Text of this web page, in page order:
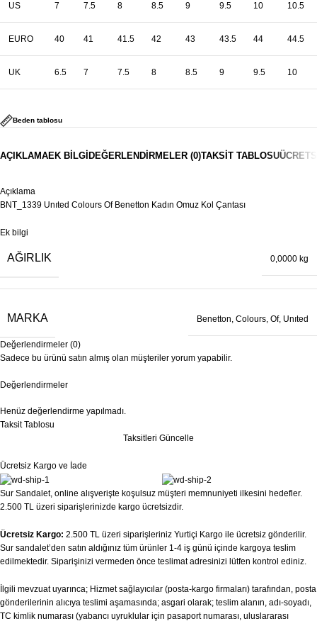
US 7 7.5 8 8.5 9 9.5 10 10.5
EURO 40 41 41.5 42 43 43.5 44 44.5
UK 6.5 7 7.5 8 8.5 9 9.5 10
Beden tablosu
AÇIKLAMAEK BILGI DEĞERLENDIRMELER (0)TAKSIT TABLOSU
Açıklama
BNT_1339 Unıted Colours Of Benetton Kadın Omuz Kol Çantası
Ek bilgi
AĞIRLIK 0,0000 kg
MARKA Benetton, Colours, Of, Unıted
Değerlendirmeler (0)
Değerlendirmeler
Henüz değerlendirme yapılmadı.
Sadece bu ürünü satın almış olan müşteriler yorum yapabilir.
Taksit Tablosu
Taksitleri Güncelle
Ücretsiz Kargo ve İade
Sur Sandalet, online alışverişte koşulsuz müşteri memnuniyeti ilkesini hedefler.
2.500 TL üzeri siparişlerinizde kargo ücretsizdir.
Ücretsiz Kargo: 2.500 TL üzeri siparişleriniz Yurtiçi Kargo ile ücretsiz gönderilir.
Sur sandalet’den satın aldığınız tüm ürünler 1-4 iş günü içinde kargoya teslim
edilmektedir. Siparişinizi vermeden önce teslimat adresinizi lütfen kontrol ediniz.
İlgili mevzuat uyarınca; Hizmet sağlayıcılar (posta-kargo firmaları) tarafından, posta
gönderilerinin alıcıya teslimi aşamasında; asgari olarak; teslim alanın, adı-soyadı,
TC kimlik numarası (yabancı uyruklular için pasaport numarası, uluslararası